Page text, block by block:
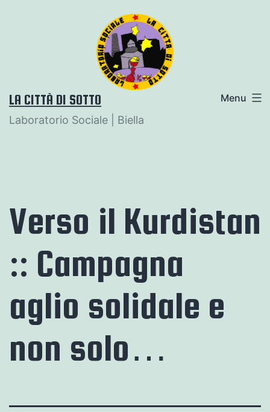
LA CITTÀ DI SOTTO
Laboratorio Sociale | Biella
Menu
Verso il Kurdistan
:: Campagna
aglio solidale e
non solo…